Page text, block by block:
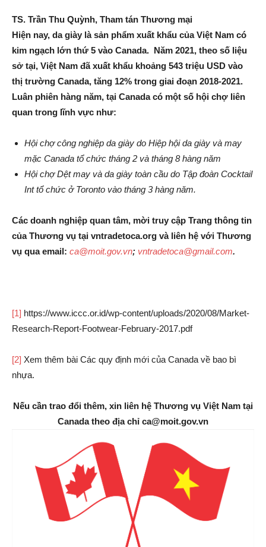
TS. Trần Thu Quỳnh, Tham tán Thương mại
Hiện nay, da giày là sản phẩm xuất khẩu của Việt Nam có
kim ngạch lớn thứ 5 vào Canada. Năm 2021, theo số liệu
sở tại, Việt Nam đã xuất khẩu khoảng 543 triệu USD vào
thị trường Canada, tăng 12% trong giai đoạn 2018-2021.
Luân phiên hàng năm, tại Canada có một số hội chợ liên
quan trong lĩnh vực như:
Hội chợ công nghiệp da giày do Hiệp hội da giày và may
mặc Canada tổ chức tháng 2 và tháng 8 hàng năm
Hội chợ Dệt may và da giày toàn cầu do Tập đoàn Cocktail
Int tổ chức ở Toronto vào tháng 3 hàng năm.
Các doanh nghiệp quan tâm, mời truy cập Trang thông tin
của Thương vụ tại vntradetoca.org và liên hệ với Thương
vụ qua email: ca@moit.gov.vn; vntradetoca@gmail.com.
[1] https://www.iccc.or.id/wp-content/uploads/2020/08/Market-
Research-Report-Footwear-February-2017.pdf
[2] Xem thêm bài Các quy định mới của Canada về bao bì
nhựa.
Nếu cần trao đổi thêm, xin liên hệ Thương vụ Việt Nam tại
Canada theo địa chỉ ca@moit.gov.vn